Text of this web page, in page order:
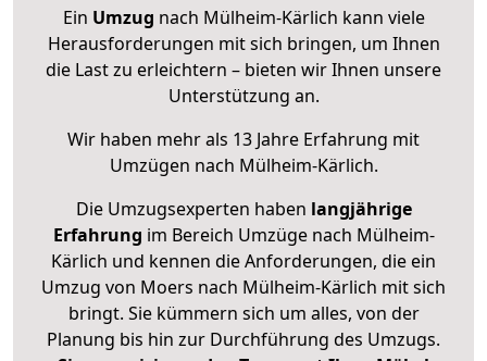
Ein Umzug nach Mülheim-Kärlich kann viele
Herausforderungen mit sich bringen, um Ihnen
die Last zu erleichtern – bieten wir Ihnen unsere
Unterstützung an.
Wir haben mehr als 13 Jahre Erfahrung mit
Umzügen nach Mülheim-Kärlich.
Die Umzugsexperten haben langjährige
Erfahrung im Bereich Umzüge nach Mülheim-
Kärlich und kennen die Anforderungen, die ein
Umzug von Moers nach Mülheim-Kärlich mit sich
bringt. Sie kümmern sich um alles, von der
Planung bis hin zur Durchführung des Umzugs.